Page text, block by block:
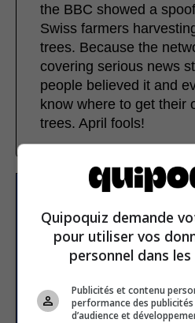
the BBC showed a
Swiss farmers
trees. Because the
covering serious news
people believed it and
know where to get their
trees. April fools!
Subscribe to our
newsletter
Email address
Quipoquiz demande
pour utiliser vos
personnel dans
Publicités et contenu
performance des
d’audience et